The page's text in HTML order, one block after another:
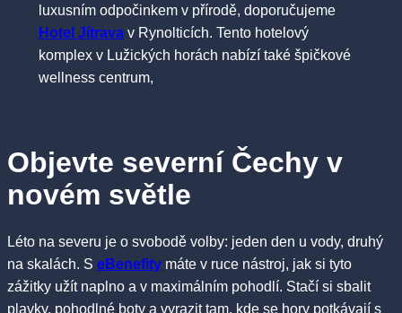
luxusním odpočinkem v přírodě, doporučujeme
Hotel Jítravav Rynolticích. Tento hotelový
komplex v Lužických horách nabízí také špičkové
wellness centrum,
Objevte severní Čechy v
novém světle
Léto na severu je o svobodě volby: jeden den u vody, druhý
na skalách. S eBenefity máte v ruce nástroj, jak si tyto
zážitky užít naplno a v maximálním pohodlí. Stačí si sbalit
plavky, pohodlné boty a vyrazit tam, kde se hory potkávají s